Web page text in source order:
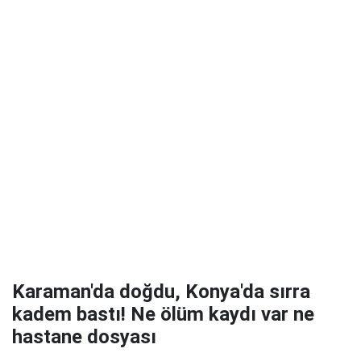
Karaman'da doğdu, Konya'da sırra
kadem bastı! Ne ölüm kaydı var ne
hastane dosyası